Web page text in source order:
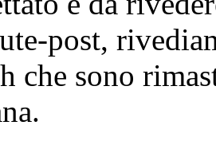
post,
che sono